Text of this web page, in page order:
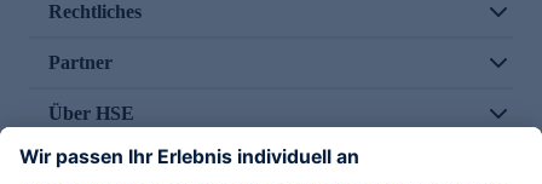
Rechtliches
Partner
Über HSE
Im TV